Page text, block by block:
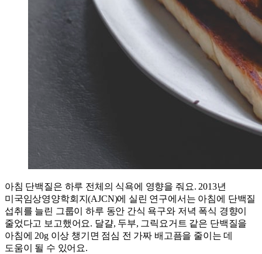
아침 단백질은 하루 전체의 식욕에 영향을 줘요. 2013년
미국임상영양학회지(AJCN)에 실린 연구에서는 아침에 단백질
섭취를 늘린 그룹이 하루 동안 간식 욕구와 저녁 폭식 경향이
줄었다고 보고했어요. 달걀, 두부, 그릭요거트 같은 단백질을
아침에 20g 이상 챙기면 점심 전 가짜 배고픔을 줄이는 데
도움이 될 수 있어요.